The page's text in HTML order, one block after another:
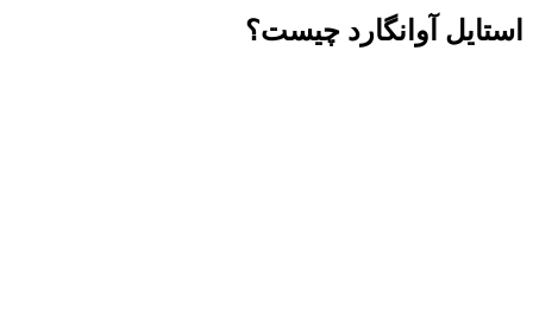
استایل آوانگارد چیست؟